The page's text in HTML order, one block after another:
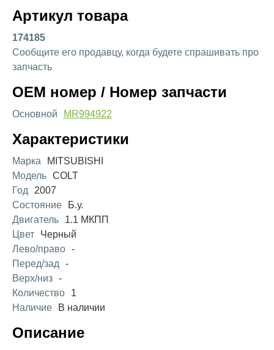
Артикул товара
174185
Сообщите его продавцу, когда будете спрашивать про
запчасть
OEM номер / Номер запчасти
Основной MR994922
Характеристики
Марка
MITSUBISHI
Модель COLT
Год
2007
Состояние
Б.у.
Двигатель
1.1 МКПП
Цвет
Черный
Лево/право -
Перед/зад
-
Верх/низ -
Количество
1
Наличие
В наличии
Описание